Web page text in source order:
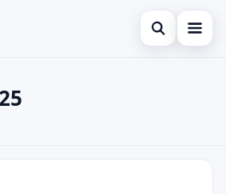
Abrir busca
buscar ou ESC para fechar.